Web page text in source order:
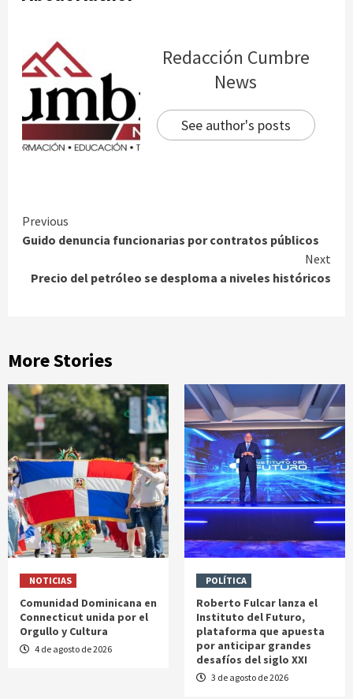
Redacción Cumbre
News
See author's posts
Continue
Previous
Guido denuncia funcionarias por contratos públicos
Next
Precio del petróleo se desploma a niveles históricos
More Stories
NOTICIAS
Comunidad Dominicana en
Connecticut unida por el
Orgullo y Cultura
4 de agosto de 2026
POLÍTICA
Roberto Fulcar lanza el
Instituto del Futuro,
plataforma que apuesta
por anticipar grandes
desafíos del siglo XXI
3 de agosto de 2026